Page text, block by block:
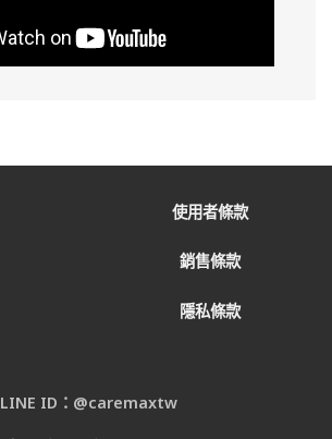
使用者條款
銷售條款
隱私條款
LINE ID：@caremaxtw